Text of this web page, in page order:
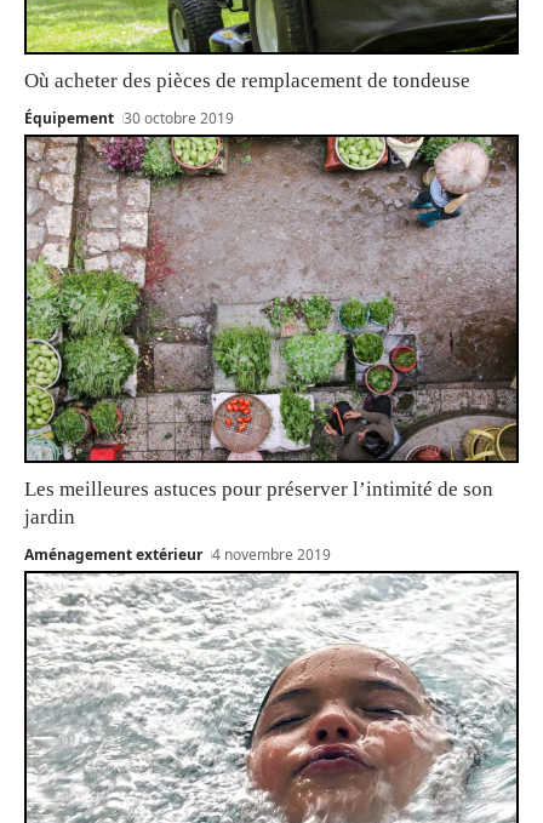
Où acheter des pièces de remplacement de tondeuse
Équipement 30 octobre 2019
Les meilleures astuces pour préserver l’intimité de son
jardin
Aménagement extérieur 4 novembre 2019